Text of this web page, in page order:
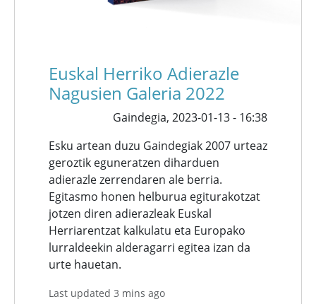
Euskal Herriko Adierazle
Nagusien Galeria 2022
Gaindegia, 2023-01-13 - 16:38
Esku artean duzu Gaindegiak 2007 urteaz
geroztik eguneratzen diharduen
adierazle zerrendaren ale berria.
Egitasmo honen helburua egiturakotzat
jotzen diren adierazleak Euskal
Herriarentzat kalkulatu eta Europako
lurraldeekin alderagarri egitea izan da
urte hauetan.
Last updated 3 mins ago